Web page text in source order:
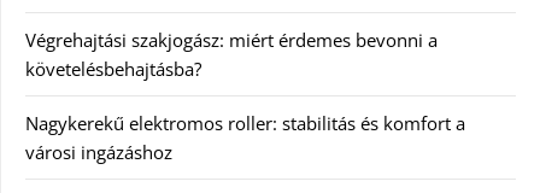
Végrehajtási szakjogász: miért érdemes bevonni a
követelésbehajtásba?
Nagykerekű elektromos roller: stabilitás és komfort a
városi ingázáshoz